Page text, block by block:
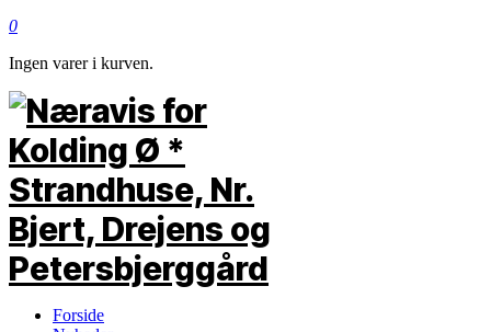
0
Ingen varer i kurven.
Forside